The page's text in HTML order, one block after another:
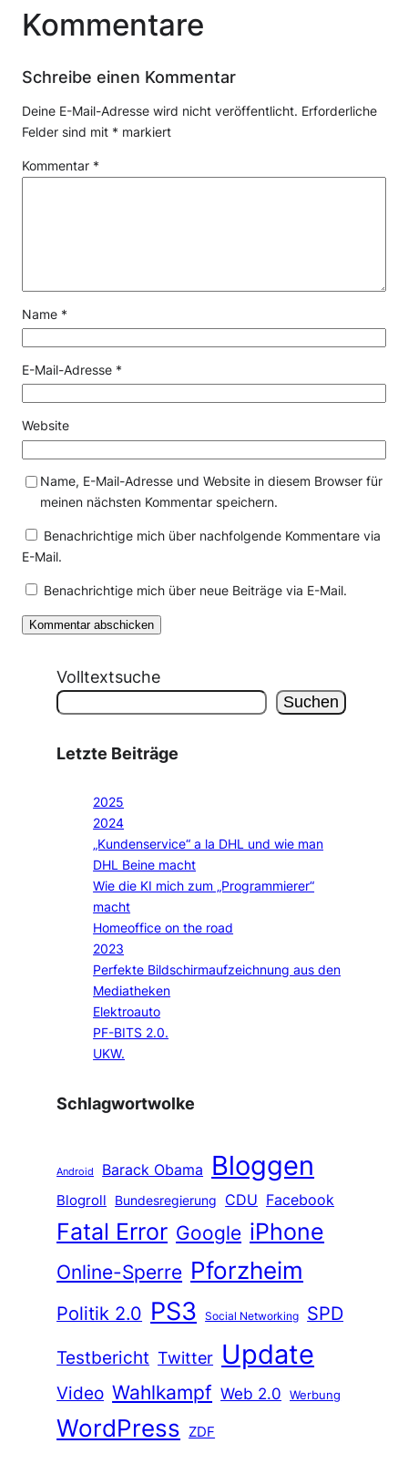
Kommentare
Schreibe einen Kommentar
Deine E-Mail-Adresse wird nicht veröffentlicht. Erforderliche
Felder sind mit * markiert
Kommentar *
Name *
E-Mail-Adresse *
Website
Name, E-Mail-Adresse und Website in diesem Browser für
meinen nächsten Kommentar speichern.
Benachrichtige mich über nachfolgende Kommentare via
E-Mail.
Benachrichtige mich über neue Beiträge via E-Mail.
Volltextsuche
Suchen
Letzte Beiträge
2025
2024
„Kundenservice“ a la DHL und wie man
DHL Beine macht
Wie die KI mich zum „Programmierer“
macht
Homeoffice on the road
2023
Perfekte Bildschirmaufzeichnung aus den
Mediatheken
Elektroauto
PF-BITS 2.0.
UKW.
Schlagwortwolke
Android Barack Obama Bloggen
Blogroll Bundesregierung CDU Facebook
Fatal Error Google iPhone
Online-Sperre Pforzheim
Politik 2.0 PS3 Social Networking
SPD
Testbericht Twitter Update
Video Wahlkampf Web 2.0 Werbung
WordPress ZDF